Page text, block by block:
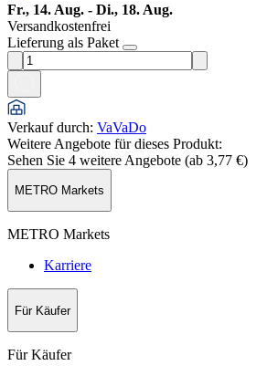
Fr., 14. Aug. - Di., 18. Aug.
Versandkostenfrei
Lieferung als Paket
Verkauf durch: VaVaDo
Weitere Angebote für dieses Produkt:
Sehen Sie 4 weitere Angebote (ab 3,77 €)
METRO Markets
METRO Markets
Karriere
Für Käufer
Für Käufer